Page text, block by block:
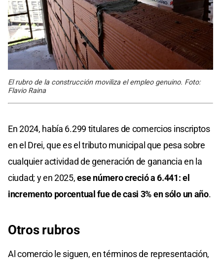
El rubro de la construcción moviliza el empleo genuino. Foto:
Flavio Raina
En 2024, había 6.299 titulares de comercios inscriptos
en el Drei, que es el tributo municipal que pesa sobre
cualquier actividad de generación de ganancia en la
ciudad; y en 2025,ese número creció a 6.441: el
incremento porcentual fue de casi 3% en sólo un año.
Otros rubros
Al comercio le siguen, en términos de representación,